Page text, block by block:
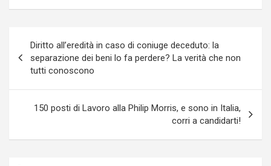
articoli
Diritto all’eredità in caso di coniuge deceduto: la
separazione dei beni lo fa perdere? La verità che non
tutti conoscono
150 posti di Lavoro alla Philip Morris, e sono in Italia,
corri a candidarti!